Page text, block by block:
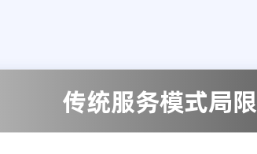
传统服务模式局限